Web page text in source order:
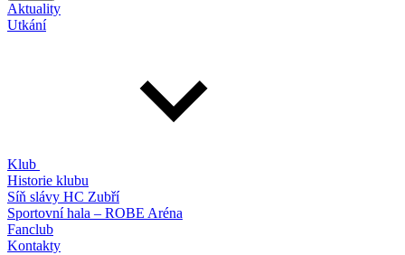
Aktuality
Utkání
Klub
Historie klubu
Síň slávy HC Zubří
Sportovní hala – ROBE Aréna
Fanclub
Kontakty